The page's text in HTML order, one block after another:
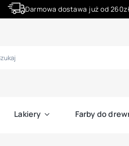
Darmowa dostawa już od
Lakiery Farby do